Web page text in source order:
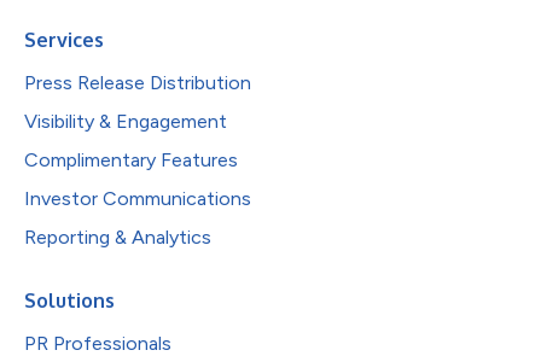
Services
Press Release Distribution
Visibility & Engagement
Complimentary Features
Investor Communications
Reporting & Analytics
Solutions
PR Professionals